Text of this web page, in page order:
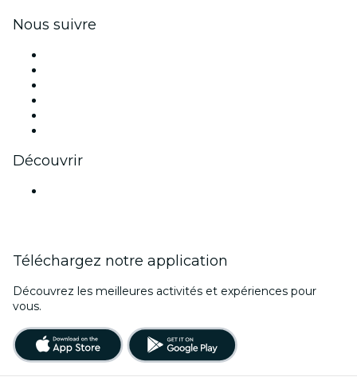
Nous suivre
Découvrir
Téléchargez notre application
Découvrez les meilleures activités et expériences pour
vous.